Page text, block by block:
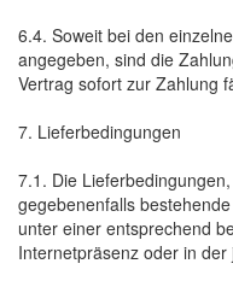
6.4. Soweit bei den
angegeben, sind die
Vertrag sofort zur Zahlung
7. Lieferbedingungen
7.1. Die
gegebenenfalls
unter einer entsprechend
Internetpräsenz oder in